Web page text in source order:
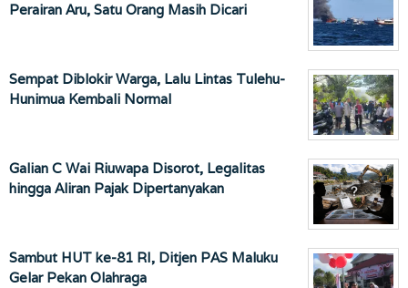
Perairan Aru, Satu Orang Masih Dicari
Sempat Diblokir Warga, Lalu Lintas Tulehu-
Hunimua Kembali Normal
Galian C Wai Riuwapa Disorot, Legalitas
hingga Aliran Pajak Dipertanyakan
Sambut HUT ke-81 RI, Ditjen PAS Maluku
Gelar Pekan Olahraga